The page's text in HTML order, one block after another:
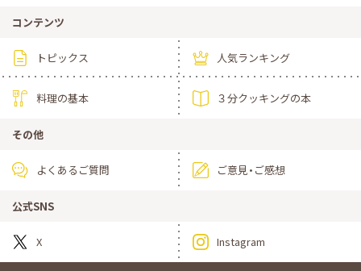
コンテンツ
トピックス 人気ランキング
料理の基本 ３分クッキングの本
その他
よくあるご質問 ご意見・ご感想
公式SNS
X Instagram